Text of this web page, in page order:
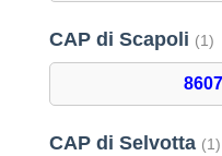
CAP di Scapoli (1)
CAP di Selvotta (1)